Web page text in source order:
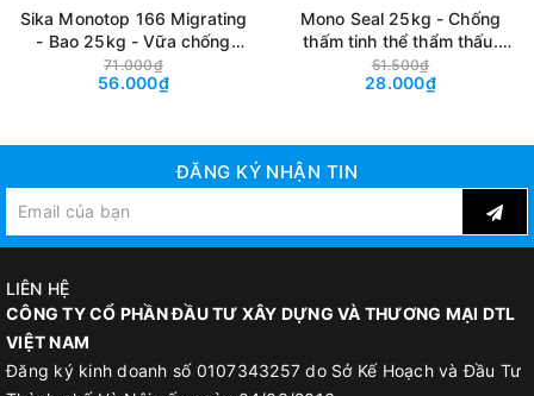
Sika Monotop 166 Migrating
- Bao 25kg - Vữa chống
thấm tinh thể thẩm thấu gốc
xi măng
71.000₫
56.000₫
Mono Seal 25kg - Chống
thấm tinh thể thẩm thấu.
Dùng cho cả chống thấm
thuận và nghịch
51.500₫
28.000₫
ĐĂNG KÝ NHẬN TIN
LIÊN HỆ
CÔNG TY CỔ PHẦN ĐẦU TƯ XÂY DỰNG VÀ THƯƠNG MẠI DTL
VIỆT NAM
Đăng ký kinh doanh số 0107343257 do Sở Kế Hoạch và Đầu Tư